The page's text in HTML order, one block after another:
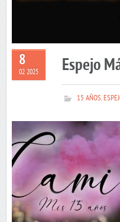
8
02 2025 Espejo
15 AÑOS,